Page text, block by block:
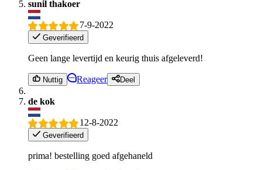
sunil thakoer
7-9-2022
Geverifieerd
Geen lange levertijd en keurig thuis afgeleverd!
Nuttig Reageer Deel
de kok
12-8-2022
Geverifieerd
prima! bestelling goed afgehaneld